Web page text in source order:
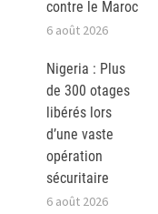
contre le Maroc
6 août 2026
Nigeria : Plus
de 300 otages
libérés lors
d’une vaste
opération
sécuritaire
6 août 2026